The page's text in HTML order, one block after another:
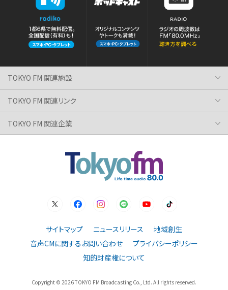
TOKYO FM 関連施設
TOKYO FM 関連リンク
TOKYO FM 関連企業
サイトマップ ニュースリリース
地域創生
音声CMに関するお問い合わせ
プライバシーポリシー
知的財産権について
Copyright © 2026 TOKYO FM Broadcasting Co., Ltd. All rights reserved.